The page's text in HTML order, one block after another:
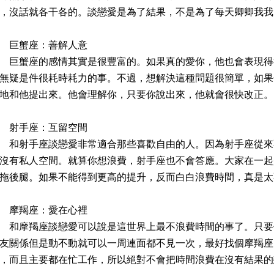
沒話就各干各的。談戀愛是為了結果，不是為了每天卿卿我
蟹座：善解人意
蟹座的感情其實是很豐富的。如果真的愛你，他也會表現
疑是件很耗時耗力的事。不過，想解決這種問題很簡單，如
和他提出來。他會理解你，只要你說出來，他就會很快改正。
手座：互留空間
射手座談戀愛非常適合那些喜歡自由的人。因為射手座從
有私人空間。就算你想浪費，射手座也不會答應。大家在一
後腿。如果不能得到更高的提升，反而白白浪費時間，真是
羯座：愛在心裡
摩羯座談戀愛可以說是這世界上最不浪費時間的事了。只
關係但是動不動就可以一周連面都不見一次，最好找個摩羯
而且主要都在忙工作，所以絕對不會把時間浪費在沒有結果